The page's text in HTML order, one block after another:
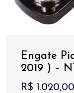
Engate
2019 ) –
R$ 1.020,00